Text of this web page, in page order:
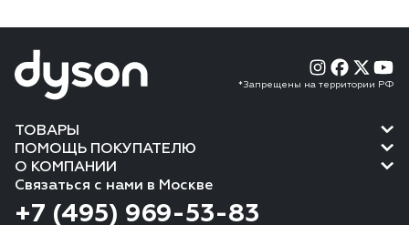
*Запрещены на территории РФ
ТОВАРЫ
ПОМОЩЬ ПОКУПАТЕЛЮ
О КОМПАНИИ
Связаться с нами в Москве
+7 (495) 969-53-83